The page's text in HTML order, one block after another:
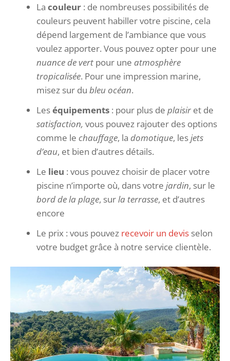
La couleur : de nombreuses possibilités de
couleurs peuvent habiller votre piscine, cela
dépend largement de l’ambiance que vous
voulez apporter. Vous pouvez opter pour une
nuance de vert pour une atmosphère
tropicalisée. Pour une impression marine,
misez sur du bleu océan.
Leséquipements : pour plus de plaisir et de
satisfaction, vous pouvez rajouter des options
comme le chauffage, la domotique, lesjets
d’eau, et bien d’autres détails.
Le lieu : vous pouvez choisir de placer votre
piscine n’importe où, dans votre jardin, sur le
bord de la plage, surla terrasse, et d’autres
encore
Le prix : vous pouvez recevoir un devis selon
votre budget grâce à notre service clientèle.